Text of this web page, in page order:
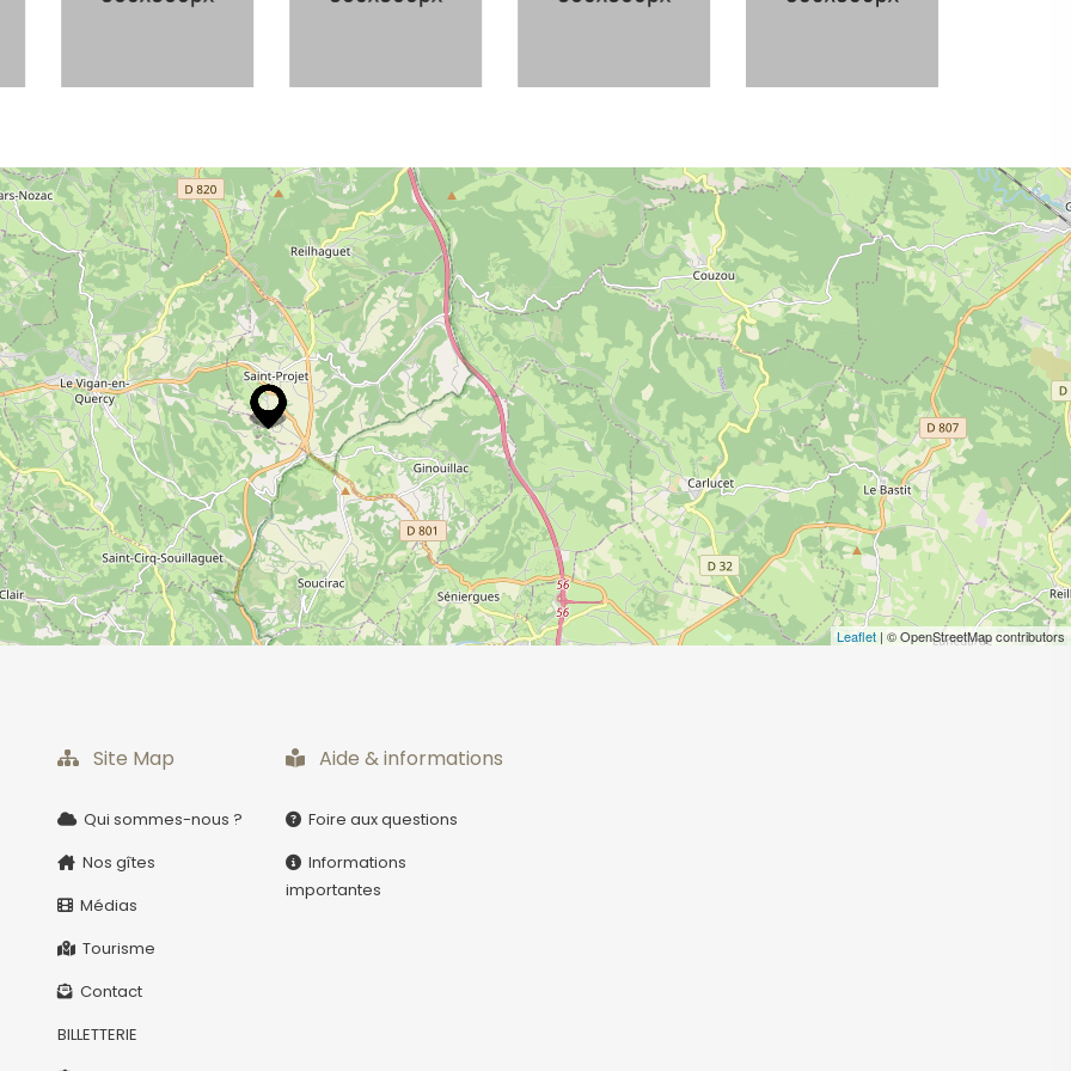
Leaflet | © OpenStreetMap contributors
Quelques-un au hazard...
Site Map
Qui sommes-nous ?
Nos gîtes
Médias
Tourisme
Contact
BILLETTERIE
Aide & informations
Foire aux questions
Informations
importantes